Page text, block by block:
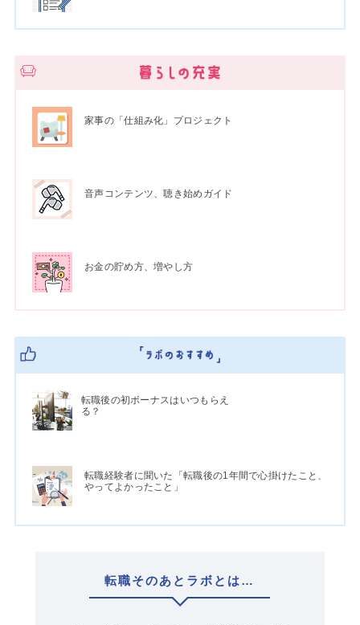
家事の「仕組み化」プロジェクト
音声コンテンツ、聴き始めガイド
お金の貯め方、増やし方
転職後の初ボーナスはいつもらえ
る？
転職経験者に聞いた「転職後の1年間で心掛けたこと、
やってよかったこと」
転職そのあとラボとは…